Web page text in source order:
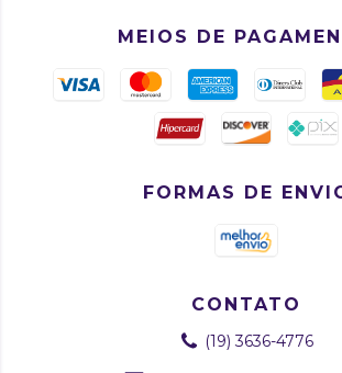
MEIOS DE
FORMAS DE
CONTATO
(19) 3636-4776